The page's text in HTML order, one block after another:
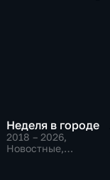
Неделя в городе
2018 – 2026,
Новостные,